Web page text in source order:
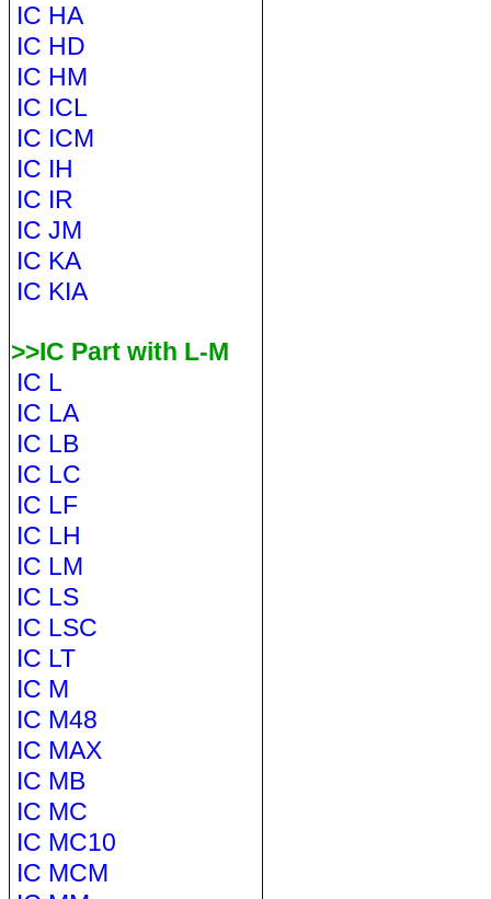
IC HA
IC HD
IC HM
IC ICL
IC ICM
IC IH
IC IR
IC JM
IC KA
IC KIA
>>IC Part with L-M
IC L
IC LA
IC LB
IC LC
IC LF
IC LH
IC LM
IC LS
IC LSC
IC LT
IC M
IC M48
IC MAX
IC MB
IC MC
IC MC10
IC MCM